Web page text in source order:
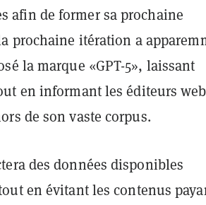
afin de former sa prochaine
prochaine itération a
la marque «GPT-5», laissant
en informant les éditeurs
de son vaste corpus.
des données disponibles
en évitant les contenus